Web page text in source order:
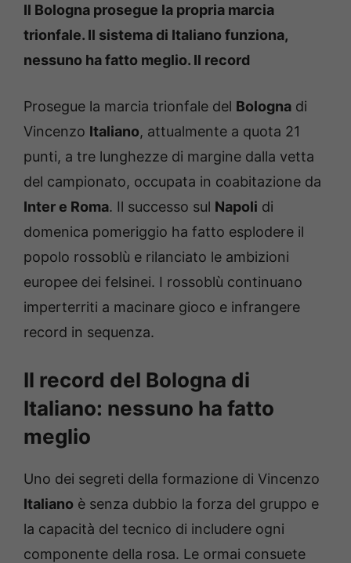
Il Bologna prosegue la propria marcia
trionfale. Il sistema di Italiano funziona,
nessuno ha fatto meglio. Il record
Prosegue la marcia trionfale del Bologna di
Vincenzo Italiano, attualmente a quota 21
punti, a tre lunghezze di margine dalla vetta
del campionato, occupata in coabitazione da
Inter e Roma. Il successo sul Napoli di
domenica pomeriggio ha fatto esplodere il
popolo rossoblù e rilanciato le ambizioni
europee dei felsinei. I rossoblù continuano
imperterriti a macinare gioco e infrangere
record in sequenza.
Il record del Bologna di
Italiano: nessuno ha fatto
meglio
Uno dei segreti della formazione di Vincenzo
Italiano è senza dubbio la forza del gruppo e
la capacità del tecnico di includere ogni
componente della rosa. Le ormai consuete